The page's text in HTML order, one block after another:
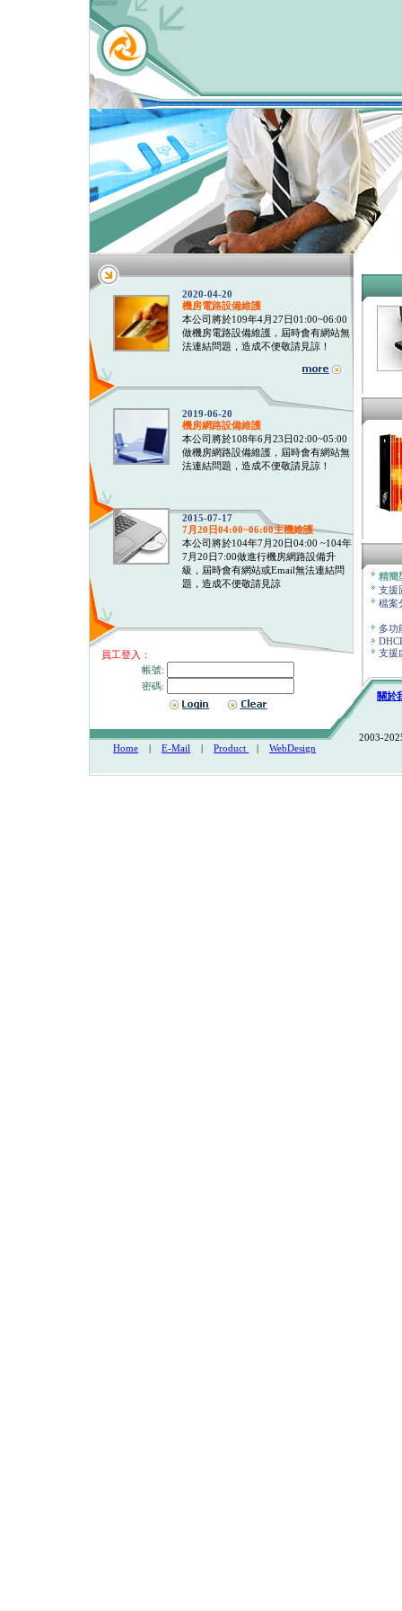
2020-04-20
機房電路設備維護
本公司將於109年4月27日01:00~06:00
做機房電路設備維護，屆時會有網站無
法連結問題，造成不便敬請見諒！
2019-06-20
機房網路設備維護
本公司將於108年6月23日02:00~05:00
做機房網路設備維護，屆時會有網站無
法連結問題，造成不便敬請見諒！
2015-07-17
7月20日04:00~06:00主機維護
本公司將於104年7月20日04:00 ~104年
7月20日7:00做進行機房網路設備升
級，屆時會有網站或Email無法連結問
題，造成不便敬請見諒
精簡
支援
檔案
多功
支援
員工登入：
帳號:
密碼:
關於
Home |E-Mail |Product |WebDesign
2003-